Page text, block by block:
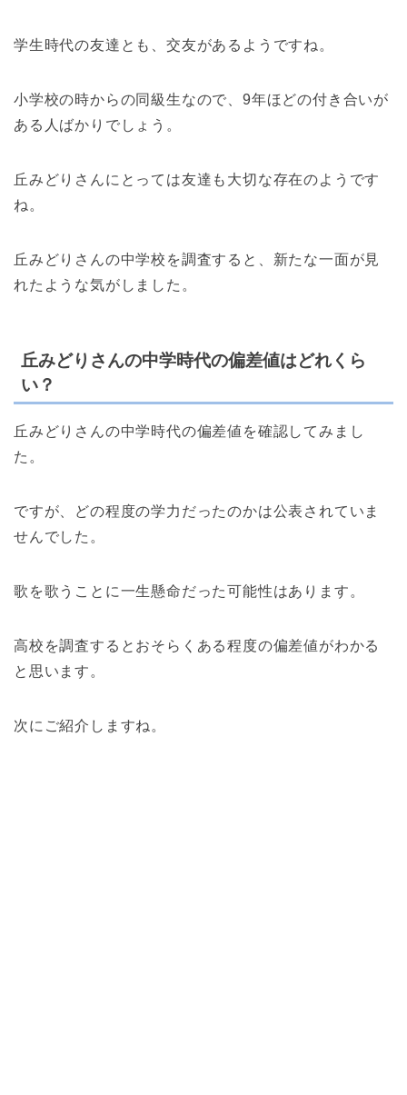
学生時代の友達とも、交友があるようですね。
小学校の時からの同級生なので、9年ほどの付き合いが
ある人ばかりでしょう。
丘みどりさんにとっては友達も大切な存在のようです
ね。
丘みどりさんの中学校を調査すると、新たな一面が見
れたような気がしました。
丘みどりさんの中学時代の偏差値はどれくら
い？
丘みどりさんの中学時代の偏差値を確認してみまし
た。
ですが、どの程度の学力だったのかは公表されていま
せんでした。
歌を歌うことに一生懸命だった可能性はあります。
高校を調査するとおそらくある程度の偏差値がわかる
と思います。
次にご紹介しますね。